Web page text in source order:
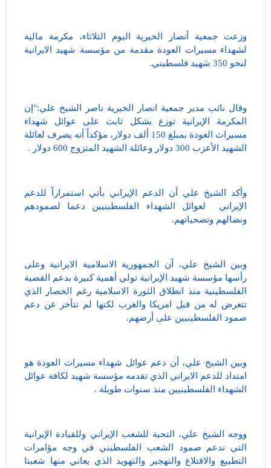
وزعت جمعية أنصار الخيرية اليوم الثلاثاء، مكرمة مالية
لشهداء مسيرات العودة مقدمة من مؤسسة شهيد الايرانية
لنحو 350 شهيد فلسطيني.
وقال نائب مدير جمعية انصار الخيرية ناصر الشيخ علي:"إن
المكرمة الإيرانية توزع بشكل ثابت على عوائل شهداء
مسيرات العودة بمبلغ 150 ألف دولار، مؤكداً أنه يصرف لعائلة
الشهيد الأعزب 300 دولار وعائلة الشهيد المتزوج 600 دولار .
وأكد الشيخ علي أن الدعم الإيراني يأتي استمراراً للدعم
الإيراني لعوائل الشهداء الفلسطينيين دعما لصمودهم
ونضالهم وتضحياتهم.
وبين الشيخ علي، أن الجمهورية الاسلامية الايرانية وعلى
رأسها مؤسسة شهيد الإيرانية تولي أهمية كبيرة بدعم القضية
الفلسطينية منذ انطلاق الثورة الاسلامية رغم الحصار الذي
تتعرض له من قبل امريكا والغرب لكنها لم تتأخر عن دعم
صمود الفلسطينيين على أرضهم.
وبين الشيخ علي، أن دعم عوائل شهداء مسيرات العودة هو
امتداد للدعم الايراني الذي تقدمه مؤسسة شهيد لكافة عوائل
الشهداء الفلسطينيين منذ سنوات طويلة .
ووجه الشيخ علي، التحية للشعب الإيراني وللقيادة الإيرانية
التي تدعم صمود الشعب الفلسطيني في وجه مؤامرات
التطبيع والاقتلاع والتهجير والتهويد الذي يعاني منها شعبنا